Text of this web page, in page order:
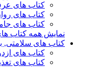
کتاب های
کتاب های
کتاب های
نمایش همه کتاب
کتاب های سلامتی,
کتاب های
کتاب های